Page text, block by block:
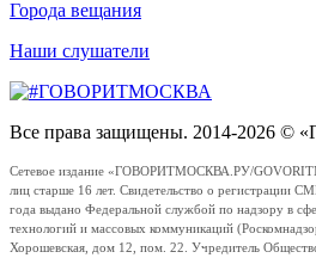
Города вещания
Наши слушатели
Все права защищены. 2014-2026 ©
Сетевое издание «ГОВОРИТМОСКВА.РУ/
лиц старше 16 лет. Свидетельство о регистрации
года выдано Федеральной службой по надзору в
технологий и массовых коммуникаций
Хорошевская, дом 12, пом. 22. Учредитель